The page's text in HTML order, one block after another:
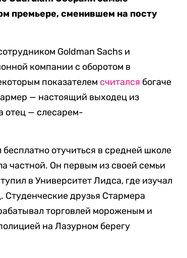
премьере, сменившем на посту
Goldman Sachs и
компании с оборотом в
показателем считался богаче
— настоящий выходец из
отец — слесарем-
отучиться в средней школе
частной. Он первым из своей семьи
в Университет Лидса, где изучал
друзья Стармера
торговлей мороженым и
на Лазурном берегу